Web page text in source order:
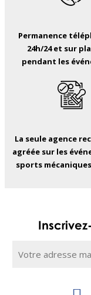
Permanence
24h/24 et sur
pendant les
La seule agence
agréée sur les
sports